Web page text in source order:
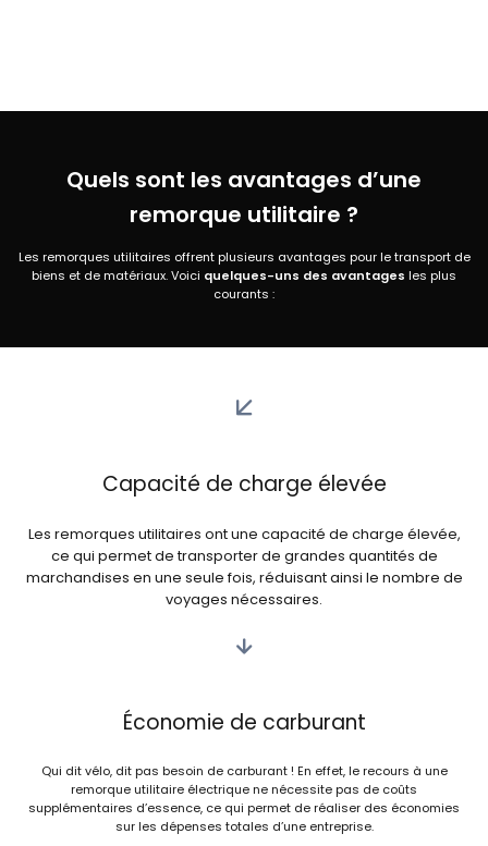
Quels sont les avantages d’une
remorque utilitaire ?
Les remorques utilitaires offrent plusieurs avantages pour le transport de
biens et de matériaux. Voici quelques-uns des avantages les plus
courants :
Capacité de charge élevée
Les remorques utilitaires ont une capacité de charge élevée,
ce qui permet de transporter de grandes quantités de
marchandises en une seule fois, réduisant ainsi le nombre de
voyages nécessaires.
Économie de carburant
Qui dit vélo, dit pas besoin de carburant ! En effet, le recours à une
remorque utilitaire électrique ne nécessite pas de coûts
supplémentaires d’essence, ce qui permet de réaliser des économies
sur les dépenses totales d’une entreprise.